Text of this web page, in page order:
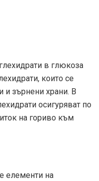
в глюкоза
които се
и зърнени храни. В
осигуряват по
на гориво към
елементи на